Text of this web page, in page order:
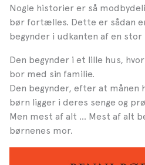
Nogle historier er så
bør fortælles. Dette er sådan
begynder i udkanten af en stor
Den begynder i et lille hus,
bor med sin familie.
Den begynder, efter at månen
børn ligger i deres senge og
Men mest af alt … Mest af alt
børnenes mor.